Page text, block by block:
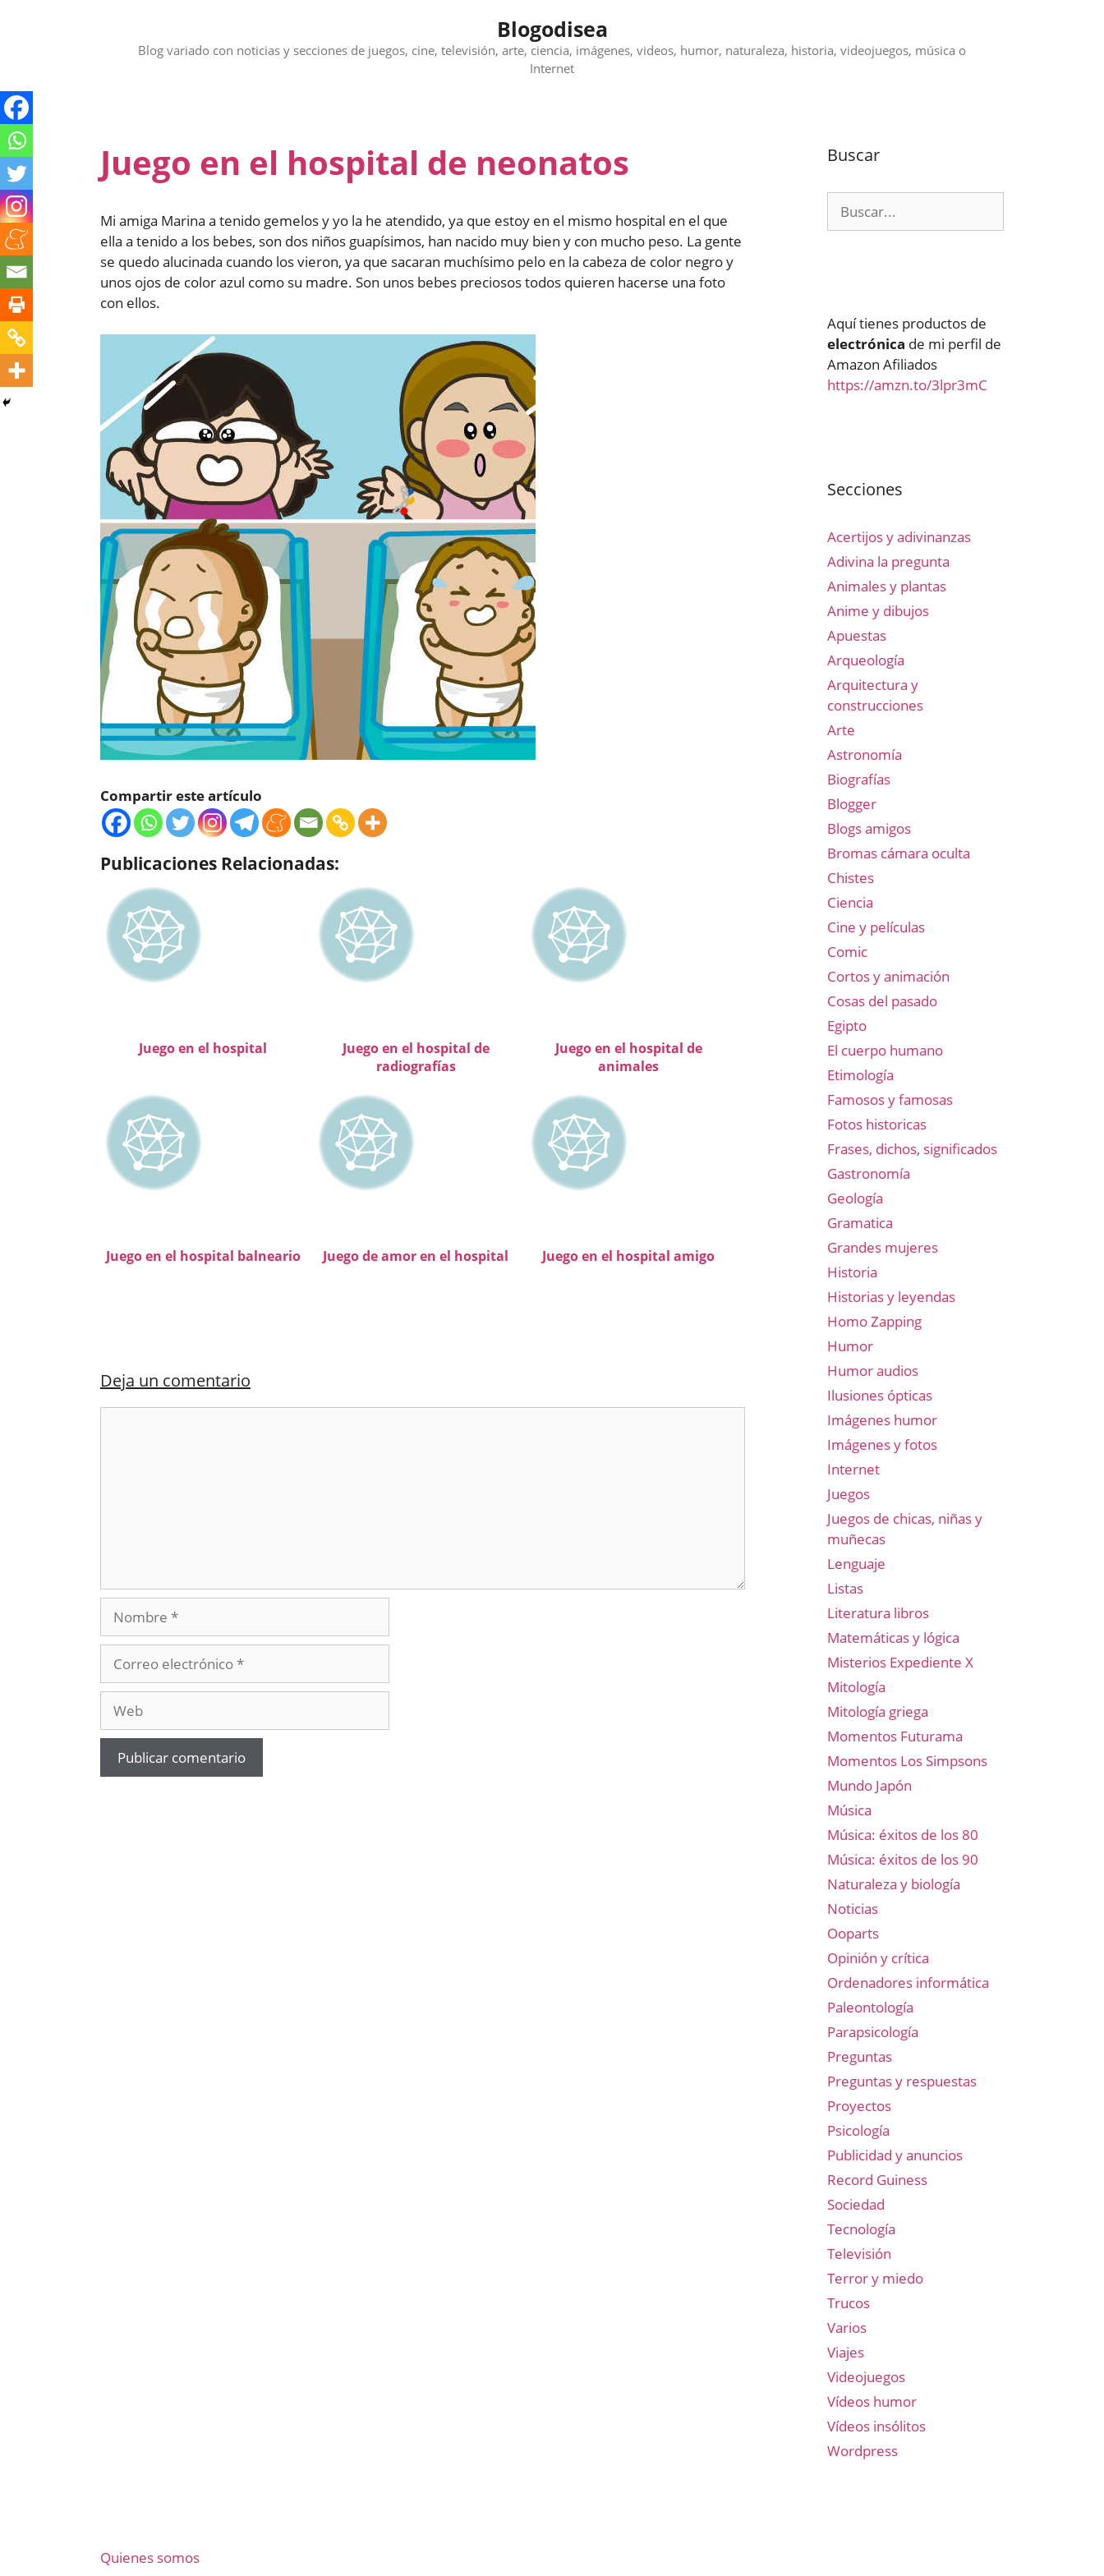
Blogodisea
Blog variado con noticias y secciones de juegos, cine, televisión, arte, ciencia, imágenes, videos, humor, naturaleza, historia, videojuegos, música o
Internet
Juego en el hospital de neonatos
Mi amiga Marina a tenido gemelos y yo la he atendido, ya que estoy en el mismo hospital en el que
ella a tenido a los bebes, son dos niños guapísimos, han nacido muy bien y con mucho peso. La gente
se quedo alucinada cuando los vieron, ya que sacaran muchísimo pelo en la cabeza de color negro y
unos ojos de color azul como su madre. Son unos bebes preciosos todos quieren hacerse una foto
con ellos.
Compartir este artículo
Publicaciones Relacionadas:
Juego en el hospital
Juego en el hospital de
radiografías
Juego en el hospital de
animales
Juego en el hospital balneario Juego de amor en el hospital Juego en el hospital amigo
Deja un comentario
Nombre
electrónico
Buscar
Aquí tienes productos de
electrónica de mi perfil de
Amazon Afiliados
https://amzn.to/3lpr3mC
Secciones
Acertijos y adivinanzas
Adivina la pregunta
Animales y plantas
Anime y dibujos
Apuestas
Arqueología
Arquitectura y
construcciones
Arte
Astronomía
Biografías
Blogger
Blogs amigos
Bromas cámara oculta
Chistes
Ciencia
Cine y películas
Comic
Cortos y animación
Cosas del pasado
Egipto
El cuerpo humano
Etimología
Famosos y famosas
Fotos historicas
Frases, dichos, significados
Gastronomía
Geología
Gramatica
Grandes mujeres
Historia
Historias y leyendas
Homo Zapping
Humor
Humor audios
Ilusiones ópticas
Imágenes humor
Imágenes y fotos
Internet
Juegos
Juegos de chicas, niñas y
muñecas
Lenguaje
Listas
Literatura libros
Matemáticas y lógica
Misterios Expediente X
Mitología
Mitología griega
Momentos Futurama
Momentos Los Simpsons
Mundo Japón
Música
Música: éxitos de los 80
Música: éxitos de los 90
Naturaleza y biología
Noticias
Ooparts
Opinión y crítica
Ordenadores informática
Paleontología
Parapsicología
Preguntas
Preguntas y respuestas
Proyectos
Psicología
Publicidad y anuncios
Record Guiness
Sociedad
Tecnología
Televisión
Terror y miedo
Trucos
Varios
Viajes
Videojuegos
Vídeos humor
Vídeos insólitos
Wordpress
Quienes somos